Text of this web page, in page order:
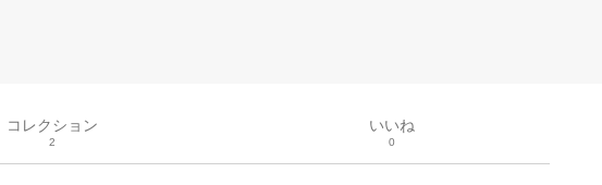
コレクション
2
いいね
0